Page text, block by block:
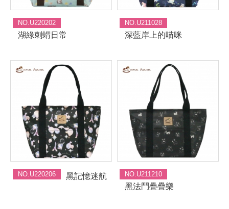
NO.U220202
湖綠刺蝟日常
NO.U211028
深藍岸上的喵咪
NO.U220206 黑記憶迷航 NO.U211210
黑法鬥疊疊樂